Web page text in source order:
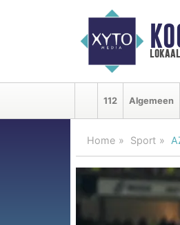
lokaal
112 Algemeen
Home Sport